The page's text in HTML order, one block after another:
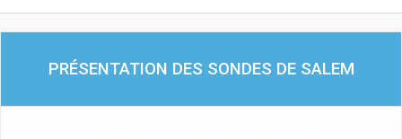
PRÉSENTATION DES SONDES DE SALEM